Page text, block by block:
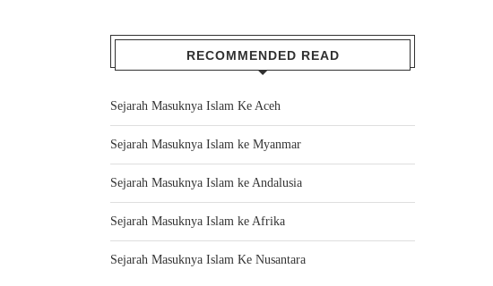
RECOMMENDED READ
Sejarah Masuknya Islam Ke Aceh
Sejarah Masuknya Islam ke Myanmar
Sejarah Masuknya Islam ke Andalusia
Sejarah Masuknya Islam ke Afrika
Sejarah Masuknya Islam Ke Nusantara